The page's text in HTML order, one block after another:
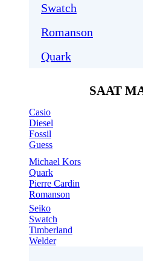
Swatch
Romanson
Quark
SAAT
Casio
Diesel
Fossil
Guess
Michael Kors
Quark
Pierre Cardin
Romanson
Seiko
Swatch
Timberland
Welder